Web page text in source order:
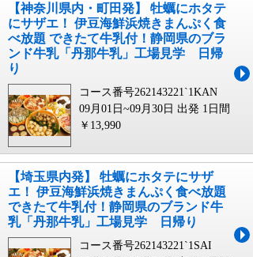
【神奈川県内・町田発】 牡蠣にホタテ
にサザエ！ 伊豆海鮮浜焼きまんぷく食
べ放題 できたて牛乳付！静岡県のブラ
ンド牛乳「丹那牛乳」工場見学 日帰
り
コース番号262143221`1KAN
09月01日~09月30日 出発 1日間
￥13,990
【埼玉県内発】 牡蠣にホタテにサザ
エ！ 伊豆海鮮浜焼きまんぷく食べ放題
できたて牛乳付！静岡県のブランド牛
乳「丹那牛乳」工場見学 日帰り
コース番号262143221`1SAI